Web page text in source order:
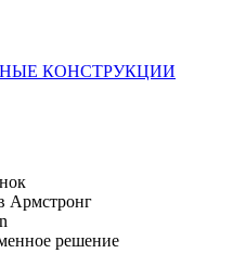
КОНСТРУКЦИИ
Армстронг
решение